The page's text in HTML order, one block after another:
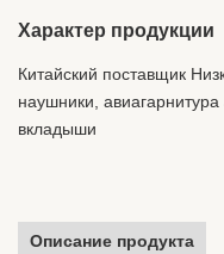
Характер продукции
Китайский поставщик
наушники,
вкладыши
Описание продукта